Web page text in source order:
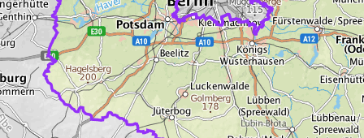
Impressum
Kontakt